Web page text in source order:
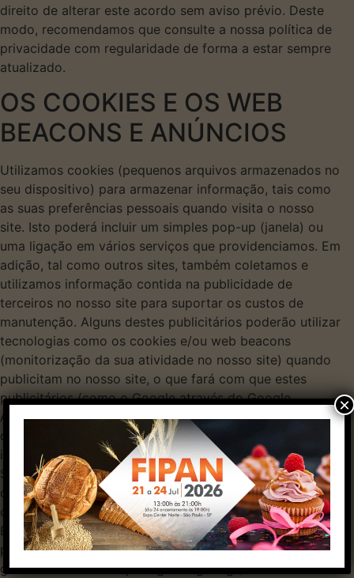
direito de alterar este acordo sem aviso prévio. Deste
modo, recomendamos que consulte a nossa política de
privacidade com regularidade de forma a estar sempre
atualizado.
OS COOKIES E OS WEB
BEACONS E ANÚNCIOS
Utilizamos cookies (pequenos arquivos armazenados no
seu dispositivo) para armazenar informação, tais como
as suas preferências pessoais quando visita o nosso
site. Isto poderá incluir um simples pop-up (janela) ou
uma ligação em vários serviços que providenciamos. Em
adição, tal como outros sites, também coletamos e
utilizamos informação contida na publicidade de
terceiros no nosso site para suportar os custos de
manutenção. Alguns destes publicitários poderão utilizar
tecnologias como os cookies e/ou web beacons
(monitorização da sua atividade no nosso site) quando
publicitam no nosso site, o que fará com que estes
publicitários (como o Google através do Google
AdSense) também recebam a sua informação pessoal,
como o seu endereço IP (Internet Protocol Address, a
identificação do seu dispositivo), o seu ISP (Internet
Service Provider, o seu fornecedor de acesso à Internet
como o Sapo, Clix, ou outro), o navegador (browser)
que utilizou ao visitar o nosso site (como o Internet
Explorer ou o Firefox), o tempo da sua visita e que
páginas visitou dentro do nosso site. Esta função é
geralmente utilizada para geotargeting (mostrar
×